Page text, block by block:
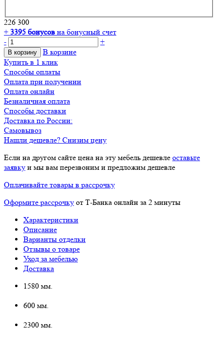
226 300
+ 3395 бонусов на бонусный счет
-
+
В корзину
В корзине
Купить в 1 клик
Способы оплаты
Оплата при получении
Оплата онлайн
Безналичная оплата
Способы доставки
Доставка по России:
Самовывоз
Нашли дешевле? Снизим цену
Если на другом сайте цена на эту мебель дешевле оставьте
заявку и мы вам перезвоним и предложим дешевле
Оплачивайте товары в рассрочку
Оформите рассрочку от Т-Банка онлайн за 2 минуты
Характеристики
Описание
Варианты отделки
Отзывы о товаре
Уход за мебелью
Доставка
1580 мм.
600 мм.
2300 мм.